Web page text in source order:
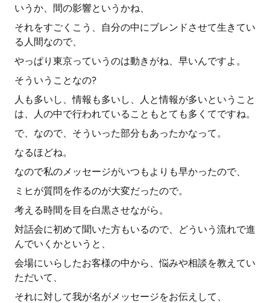
いうか、間の影響というかね、
それをすごくこう、自分の中にブレンドさせて生きてい
る人間なので、
やっぱり東京っていうのは動きがね、早いんですよ。
そういうことなの?
人も多いし、情報も多いし、人と情報が多いということ
は、人の中で行われていることもとても多くてですね。
で、なので、そういった部分もあったかなって。
なるほどね。
なので私のメッセージがいつもよりも早かったので、
ミヒが質問を作るのが大変だったので。
考える時間を目を白黒させながら。
対話会に初めて聞いた方もいるので、どういう流れで進
んでいくかというと、
会場にいらしたお客様の中から、悩みや相談を教えてい
ただいて、
それに対して我が名がメッセージをお伝えして、